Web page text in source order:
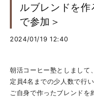
ルブレンドを
で参加＞
2024/01/19 12:40
朝活コーヒー塾としまして
定員4名までの少人数で行い
ご自身で作ったブレンドを